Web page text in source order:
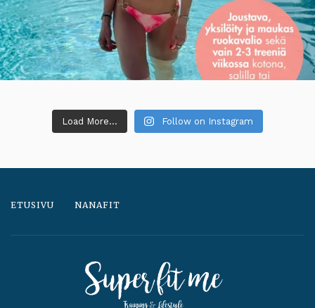
Load More... Follow on Instagram
ETUSIVU NANAFIT